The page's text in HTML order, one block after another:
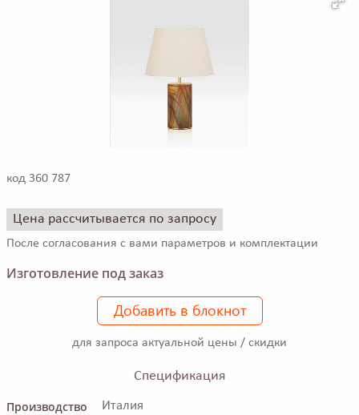
код 360 787
Цена рассчитывается по запросу
После согласования с вами параметров и комплектации
Изготовление под заказ
Добавить в блокнот
для запроса актуальной цены / скидки
Спецификация
Производство
Италия